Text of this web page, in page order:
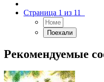
Страница 1 из 11
Рекомендуемые